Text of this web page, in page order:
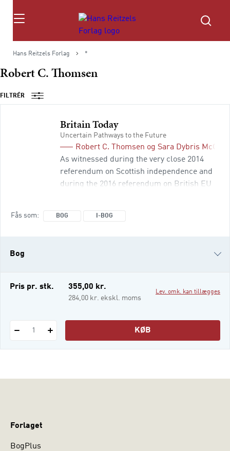
Søg
Hans Reitzels Forlag *
Robert C. Thomsen
FILTRÉR
Britain Today
Uncertain Pathways to the Future
Robert C. Thomsen og Sara Dybris
As witnessed during the very close 2014
referendum on Scottish independence and
during the 2016 referendum on British EU
Fås som BOG I-BOG
Bog
i-bog
Pris pr. stk. 355,00 kr.
284,00 kr. ekskl. moms
Lev. omk. kan tillægges
1 KØB
Forlaget
BogPlus